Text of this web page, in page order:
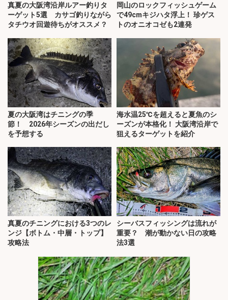
真夏の大阪湾沿岸ルアー釣りタ
ーゲット5選 カサゴ釣りながら
タチウオ回遊待ちがオススメ？
岡山のロックフィッシュゲーム
で49cmキジハタ浮上！ 珍ゲス
トのオニオコゼも2連発
夏の大阪湾はチニングの季
節！ 2026年シーズンの出だし
を予想する
海水温25℃を超えると夏魚のシ
ーズンが本格化！ 大阪湾沿岸で
狙えるターゲットを紹介
真夏のチニングにおける3つのレ
ンジ【ボトム・中層・トップ】
攻略法
シーバスフィッシングは流れが
重要？ 潮が動かない日の攻略
法3選